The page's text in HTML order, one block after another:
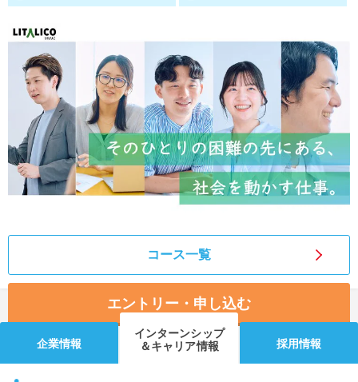
コース一覧
エントリー・申し込む
企業情報
インターンシップ
＆キャリア情報
採用情報